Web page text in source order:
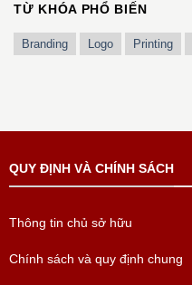
TỪ KHÓA PHỔ BIẾN
Branding Logo Printing
QUY ĐỊNH VÀ CHÍNH SÁCH
Thông tin chủ sở hữu
Chính sách và quy định chung